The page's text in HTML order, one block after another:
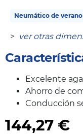
Neumático de
> ver otras
Excelente
Ahorro de
Conducción
144,27 €